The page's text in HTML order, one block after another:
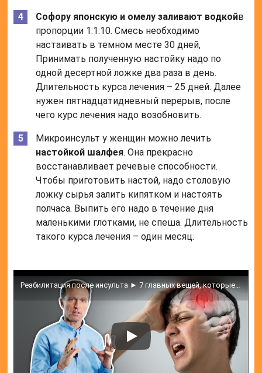
Софору японскую и омелу заливают водкойв
пропорции 1:1:10. Смесь необходимо
настаивать в темном месте 30 дней,
Принимать полученную настойку надо по
одной десертной ложке два раза в день.
Длительность курса лечения – 25 дней. Далее
нужен пятнадцатидневный перерыв, после
чего курс лечения надо возобновить.
Микроинсульт у женщин можно лечить
настойкой шалфея. Она прекрасно
восстанавливает речевые способности.
Чтобы приготовить настой, надо столовую
ложку сырья залить кипятком и настоять
полчаса. Выпить его надо в течение дня
маленькими глотками, не спеша. Длительность
такого курса лечения – один месяц.
Реабилитация после инсульта ► 7 главных вещей, которые необходимо сделать!